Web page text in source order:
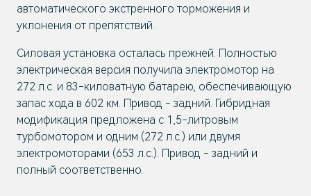
автоматического экстренного торможения и
уклонения от препятствий.
Силовая установка осталась прежней. Полностью
электрическая версия получила электромотор на
272 л.с. и 83-киловатную батарею, обеспечивающую
запас хода в 602 км. Привод - задний. Гибридная
модификация предложена с 1,5-литровым
турбомотором и одним (272 л.с.) или двумя
электромоторами (653 л.с.). Привод - задний и
полный соответственно.